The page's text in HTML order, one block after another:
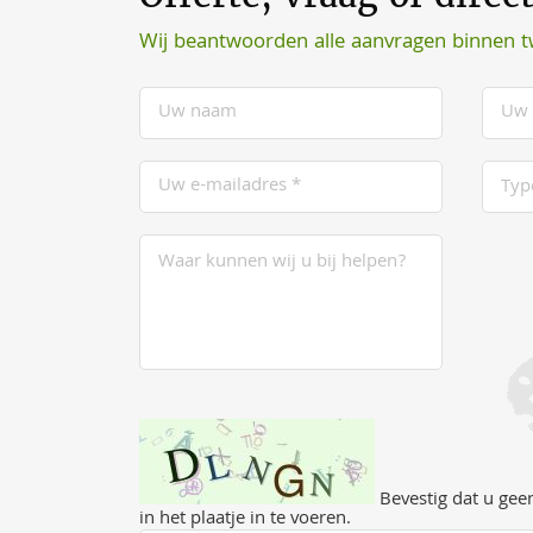
Wij beantwoorden alle aanvragen binnen
Bevestig dat u
in het plaatje in te voeren.